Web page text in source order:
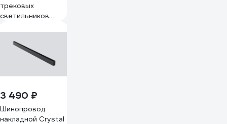
трековых
светильников
черный AAX-EVR1-
2000-B AAX-
2000-B
3 490 ₽
Шинопровод
накладной Crystal